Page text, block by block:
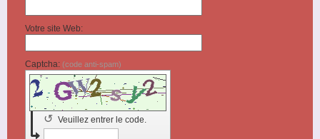
Votre site Web:
Captcha: (code anti-spam)
Veuillez entrer le code.
↺